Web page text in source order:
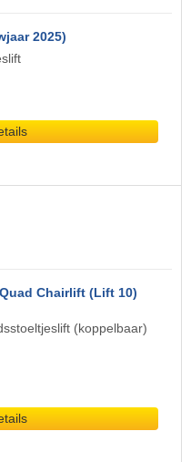
2025)
Chairlift (Lift 10)
(koppelbaar)